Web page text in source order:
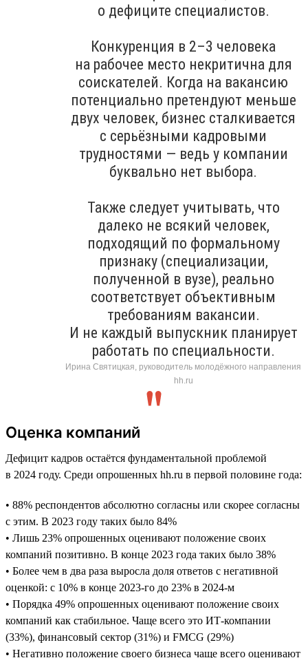
о дефиците специалистов.
Конкуренция в 2–3 человека
на рабочее место некритична для
соискателей. Когда на вакансию
потенциально претендуют меньше
двух человек, бизнес сталкивается
с серьёзными кадровыми
трудностями — ведь у компании
буквально нет выбора.
Также следует учитывать, что
далеко не всякий человек,
подходящий по формальному
признаку (специализации,
полученной в вузе), реально
соответствует объективным
требованиям вакансии.
И не каждый выпускник планирует
работать по специальности.
Ирина Святицкая, руководитель молодёжного направления
hh.ru
Оценка компаний
Дефицит кадров остаётся фундаментальной проблемой
в 2024 году. Среди опрошенных hh.ru в первой половине года:
• 88% респондентов абсолютно согласны или скорее согласны
с этим. В 2023 году таких было 84%
• Лишь 23% опрошенных оценивают положение своих
компаний позитивно. В конце 2023 года таких было 38%
• Более чем в два раза выросла доля ответов с негативной
оценкой: с 10% в конце 2023-го до 23% в 2024-м
• Порядка 49% опрошенных оценивают положение своих
компаний как стабильное. Чаще всего это ИТ-компании
(33%), финансовый сектор (31%) и FMCG (29%)
• Негативно положение своего бизнеса чаще всего оценивают